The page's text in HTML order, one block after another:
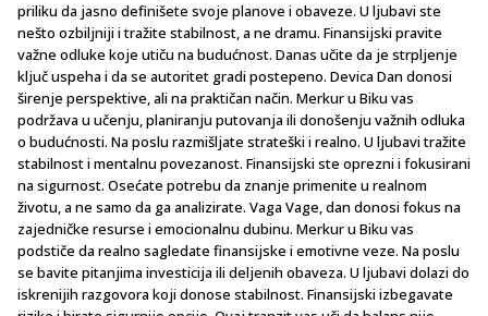
priliku da jasno definišete svoje planove i obaveze. U ljubavi ste
nešto ozbiljniji i tražite stabilnost, a ne dramu. Finansijski pravite
važne odluke koje utiču na budućnost. Danas učite da je strpljenje
ključ uspeha i da se autoritet gradi postepeno. Devica Dan donosi
širenje perspektive, ali na praktičan način. Merkur u Biku vas
podržava u učenju, planiranju putovanja ili donošenju važnih odluka
o budućnosti. Na poslu razmišljate strateški i realno. U ljubavi tražite
stabilnost i mentalnu povezanost. Finansijski ste oprezni i fokusirani
na sigurnost. Osećate potrebu da znanje primenite u realnom
životu, a ne samo da ga analizirate. Vaga Vage, dan donosi fokus na
zajedničke resurse i emocionalnu dubinu. Merkur u Biku vas
podstiče da realno sagledate finansijske i emotivne veze. Na poslu
se bavite pitanjima investicija ili deljenih obaveza. U ljubavi dolazi do
iskrenijih razgovora koji donose stabilnost. Finansijski izbegavate